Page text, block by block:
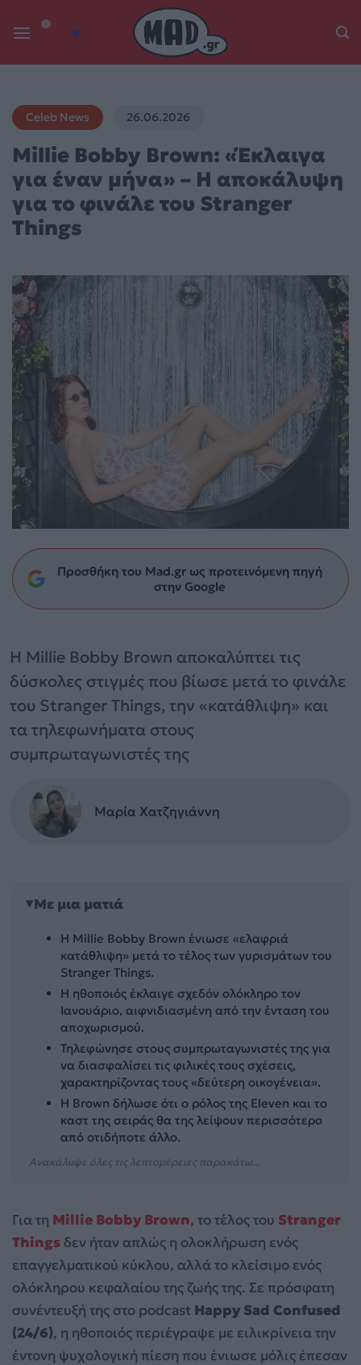
Celeb News 26.06.2026
Millie Bobby Brown: «Έκλαιγα
για έναν μήνα» – Η αποκάλυψη
για το φινάλε του Stranger
Things
Προσθήκη του Mad.gr ως προτεινόμενη πηγή
στην Google
Η Millie Bobby Brown αποκαλύπτει τις
δύσκολες στιγμές που βίωσε μετά το φινάλε
του Stranger Things, την «κατάθλιψη» και
τα τηλεφωνήματα στους
συμπρωταγωνιστές της
Μαρία Χατζηγιάννη
Με μια ματιά
Η Millie Bobby Brown ένιωσε «ελαφριά
κατάθλιψη» μετά το τέλος των γυρισμάτων του
Stranger Things.
Η ηθοποιός έκλαιγε σχεδόν ολόκληρο τον
Ιανουάριο, αιφνιδιασμένη από την ένταση του
αποχωρισμού.
Τηλεφώνησε στους συμπρωταγωνιστές της για
να διασφαλίσει τις φιλικές τους σχέσεις,
χαρακτηρίζοντας τους «δεύτερη οικογένεια».
Η Brown δήλωσε ότι ο ρόλος της Eleven και το
καστ της σειράς θα της λείψουν περισσότερο
από οτιδήποτε άλλο.
Ανακάλυψε όλες τις λεπτομέρειες παρακάτω...
Για τη Millie Bobby Brown, το τέλος του Stranger
Things δεν ήταν απλώς η ολοκλήρωση ενός
επαγγελματικού κύκλου, αλλά το κλείσιμο ενός
ολόκληρου κεφαλαίου της ζωής της. Σε πρόσφατη
συνέντευξή της στο podcast Happy Sad Confused
(24/6), η ηθοποιός περιέγραψε με ειλικρίνεια την
έντονη ψυχολογική πίεση που ένιωσε μόλις έπεσαν